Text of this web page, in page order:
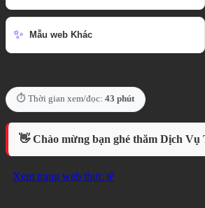
✨ Mẫu web Khác
⏱️ Thời gian xem/đọc: 43 phút
👋 Chào mừng bạn ghé thăm Dịch
Xem trang web thực tế